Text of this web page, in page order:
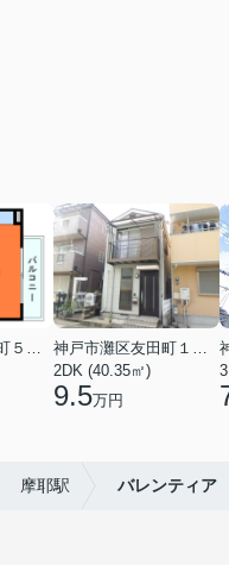
2DK (40.35㎡)
9.5万円
摩耶駅 バレンティア